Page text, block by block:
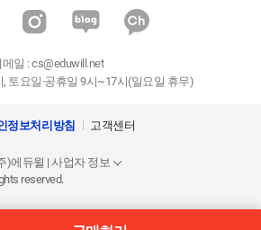
메일 :cs@eduwill.net
토요일·공휴일 9시~17시(일요일 휴무)
정보처리방침 고객센터
)에듀윌 | 사업자 정보
reserved.